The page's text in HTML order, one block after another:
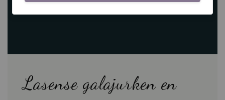
Lasense galajurken en